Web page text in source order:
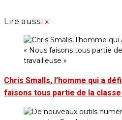
Lire aussi x
Chris Smalls, l’homme qui a
faisons tous partie de la